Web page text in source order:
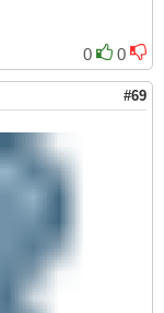
0
0
#69